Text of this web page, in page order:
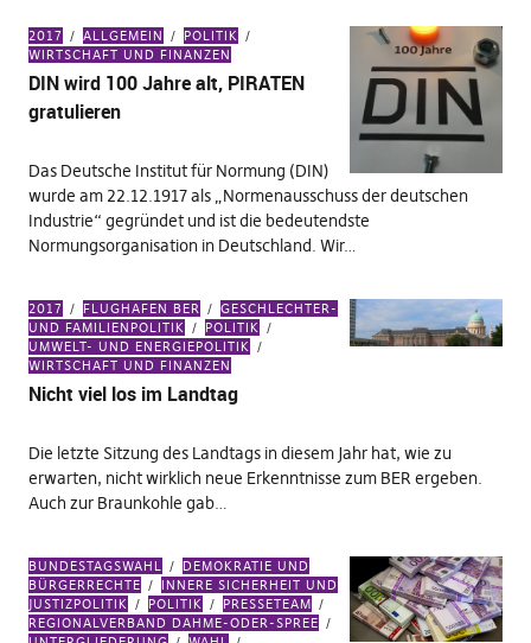
2017 ALLGEMEIN
POLITIK
WIRTSCHAFT UND FINANZEN
DIN wird 100 Jahre alt, PIRATEN
gratulieren
Das Deutsche Institut für Normung (DIN)
wurde am 22.12.1917 als „Normenausschuss der deutschen
Industrie“ gegründet und ist die bedeutendste
Normungsorganisation in Deutschland. Wir…
2017 FLUGHAFEN BER
GESCHLECHTER-
UND FAMILIENPOLITIK
POLITIK
UMWELT- UND ENERGIEPOLITIK
WIRTSCHAFT UND FINANZEN
Nicht viel los im Landtag
Die letzte Sitzung des Landtags in diesem Jahr hat, wie zu
erwarten, nicht wirklich neue Erkenntnisse zum BER ergeben.
Auch zur Braunkohle gab…
BUNDESTAGSWAHL
DEMOKRATIE UND
BÜRGERRECHTE
INNERE SICHERHEIT UND
JUSTIZPOLITIK
POLITIK
PRESSETEAM
REGIONALVERBAND DAHME-ODER-SPREE